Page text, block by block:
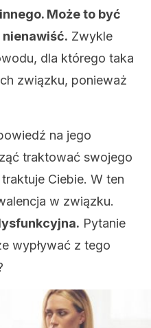
Może to być
nienawiść. Zwykle
dla którego taka
związku, ponieważ
na jego
traktować swojego
Ciebie. W ten
w związku.
Pytanie
wypływać z tego